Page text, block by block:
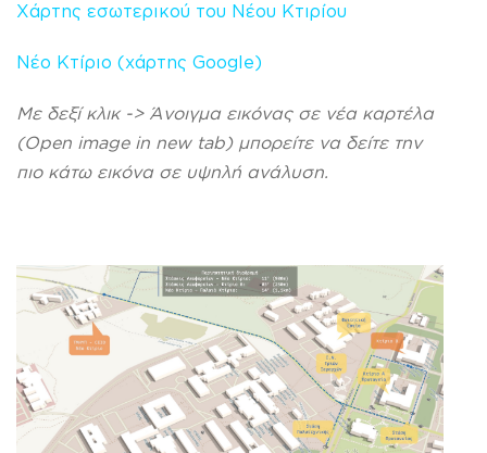
Χάρτης εσωτερικού του Νέου Κτιρίου
Νέο Κτίριo (χάρτης Google)
Με δεξί κλικ -> Άνοιγμα εικόνας σε νέα καρτέλα
(Open image in new tab) μπορείτε να δείτε την
πιο κάτω εικόνα σε υψηλή ανάλυση.